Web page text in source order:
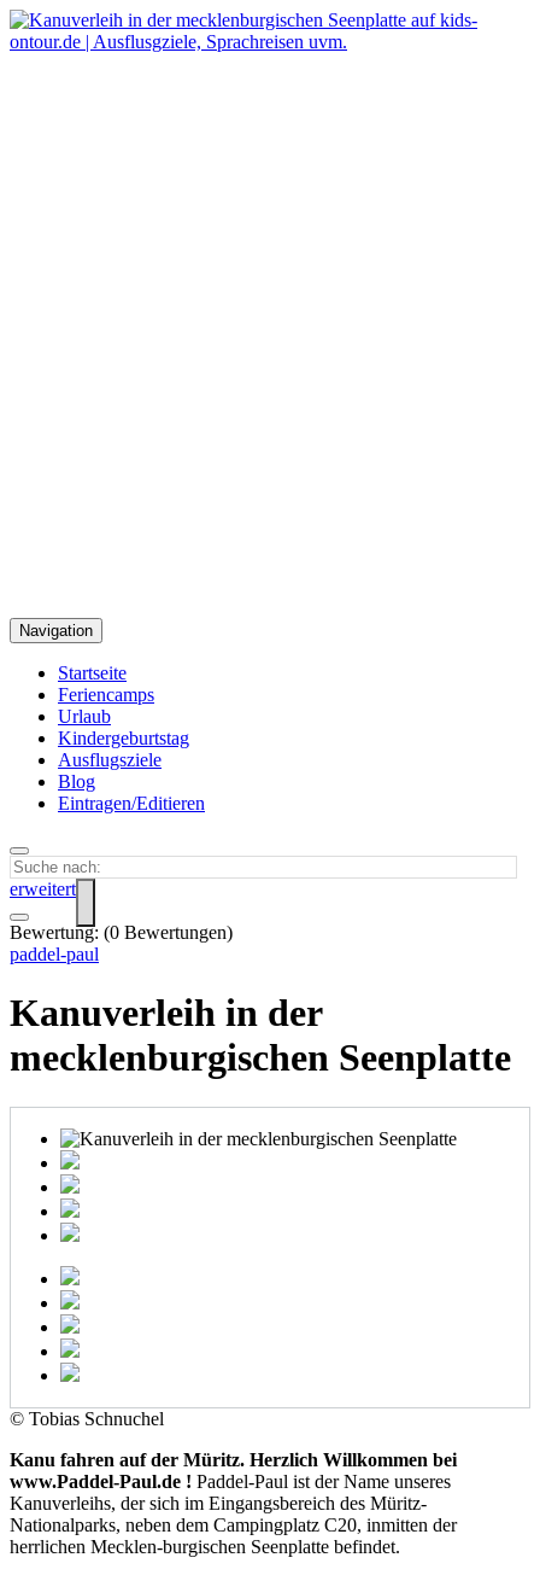
Navigation
Startseite
Feriencamps
Urlaub
Kindergeburtstag
Ausflugsziele
Blog
Eintragen/Editieren
erweitert
Bewertung: (0 Bewertungen)
paddel-paul
Kanuverleih in der
mecklenburgischen Seenplatte
© Tobias Schnuchel
Kanu fahren auf der Müritz. Herzlich Willkommen bei
www.Paddel-Paul.de ! Paddel-Paul ist der Name unseres
Kanuverleihs, der sich im Eingangsbereich des Müritz-
Nationalparks, neben dem Campingplatz C20, inmitten der
herrlichen Mecklen-burgischen Seenplatte befindet.